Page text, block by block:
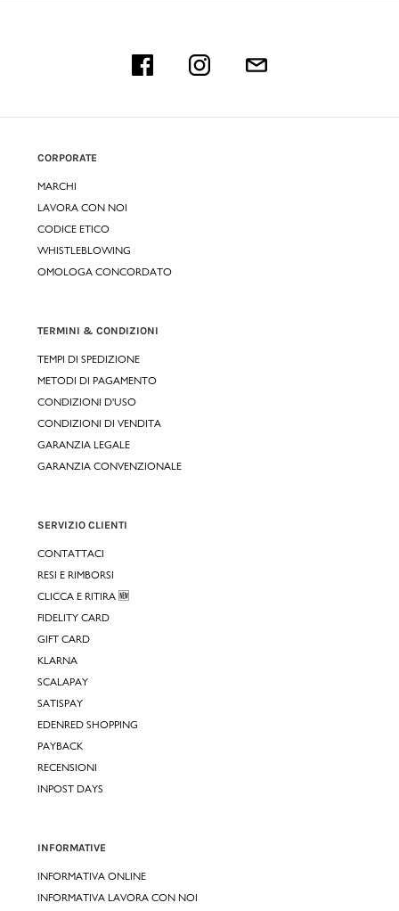
CORPORATE
MARCHI
LAVORA CON NOI
CODICE ETICO
WHISTLEBLOWING
OMOLOGA CONCORDATO
TERMINI & CONDIZIONI
TEMPI DI SPEDIZIONE
METODI DI PAGAMENTO
CONDIZIONI D'USO
CONDIZIONI DI VENDITA
GARANZIA LEGALE
GARANZIA CONVENZIONALE
SERVIZIO CLIENTI
CONTATTACI
RESI E RIMBORSI
CLICCA E RITIRA 🆕
FIDELITY CARD
GIFT CARD
KLARNA
SCALAPAY
SATISPAY
EDENRED SHOPPING
PAYBACK
RECENSIONI
INPOST DAYS
INFORMATIVE
INFORMATIVA ONLINE
INFORMATIVA LAVORA CON NOI